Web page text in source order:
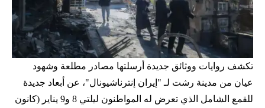
تكشف روايات ووثائق جديدة أرسلتها مصادر مطلعة وشهود
عيان من مدينة رشت لـ "إيران إنترناشيونال"، عن أبعاد جديدة
للقمع الشامل الذي تعرض له المواطنون ليلتي 8 و9 يناير (كانون